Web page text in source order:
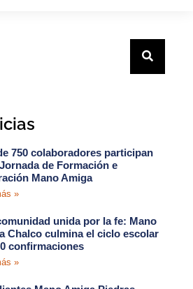
750 colaboradores participan
de Formación e
Mano Amiga
»
unida por la fe: Mano
Chalco culmina el ciclo escolar
confirmaciones
»